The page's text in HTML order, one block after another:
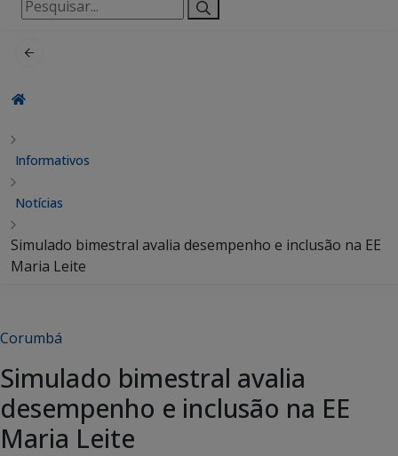
por:
Informativos
Notícias
Simulado bimestral avalia desempenho e inclusão na EE
Maria Leite
Corumbá
Simulado bimestral avalia
desempenho e inclusão na EE
Maria Leite